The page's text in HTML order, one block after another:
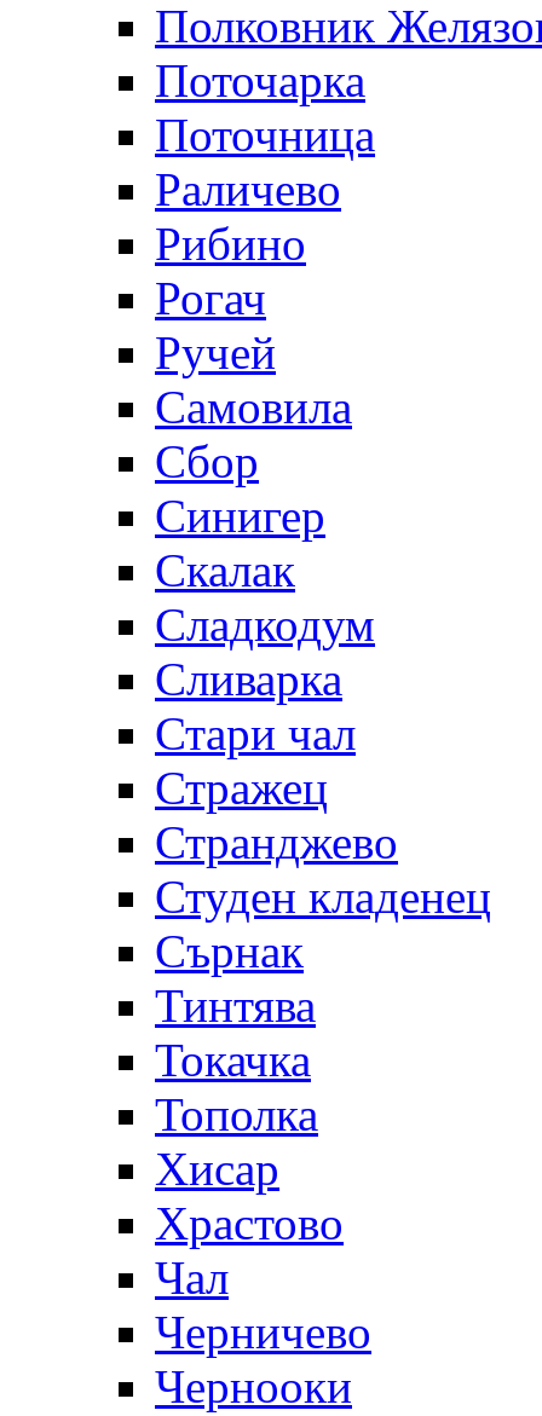
Полковник
Поточарка
Поточница
Раличево
Рибино
Рогач
Ручей
Самовила
Сбор
Синигер
Скалак
Сладкодум
Сливарка
Стари чал
Стражец
Странджево
Студен кладенец
Сърнак
Тинтява
Токачка
Тополка
Хисар
Храстово
Чал
Черничево
Чернооки